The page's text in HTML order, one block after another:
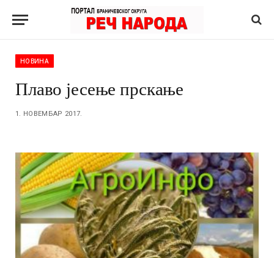
НОВИНА
Плаво јесење прскање
1. НОВЕМБАР 2017.